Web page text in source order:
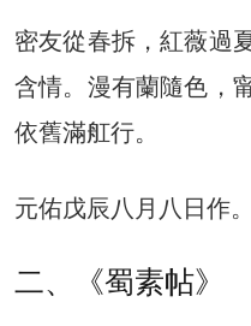
密友從春拆，紅薇過
含情。漫有蘭隨色，
依舊滿舡行。
元佑戊辰八月八日作。
二、《蜀素帖》